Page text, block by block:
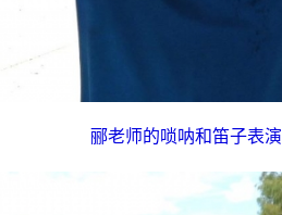
郦老师的唢呐和笛子表演